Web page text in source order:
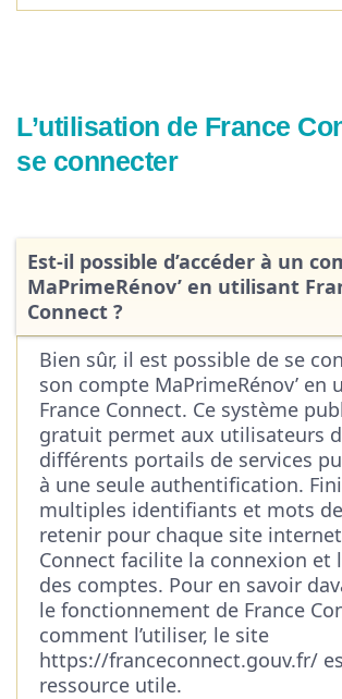
L’utilisation de France
se connecter
Est-il possible d’accéder à un
MaPrimeRénov’ en utilisant
Connect ?
Bien sûr, il est possible de se
son compte MaPrimeRénov’ en
France Connect. Ce système
gratuit permet aux utilisateurs
différents portails de services
à une seule authentification.
multiples identifiants et mots
retenir pour chaque site
Connect facilite la connexion et
des comptes. Pour en savoir
le fonctionnement de France
comment l’utiliser, le site
https://franceconnect.gouv.fr/
ressource utile.